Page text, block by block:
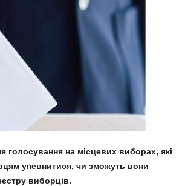
на місцевих виборах, які
упевнитися, чи зможуть вони
виборців.